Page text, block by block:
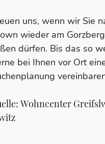
uns, wenn wir Sie
wieder am
dürfen. Bis das so
bei Ihnen vor Ort
Wohncenter